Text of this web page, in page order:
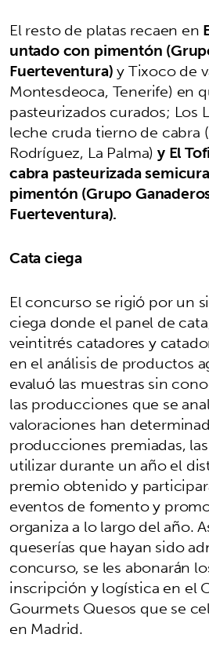
El resto de platas recaen en
untado con pimentón
Fuerteventura)y Tixoco de
Montesdeoca, Tenerife) en
pasteurizados curados; Los
leche cruda tierno de cabra
Rodríguez, La Palma)y El
cabra pasteurizada
pimentón (Grupo
Fuerteventura).
Cata ciega
El concurso se rigió por un
ciega donde el panel de
veintitrés catadores y
en el análisis de productos
evaluó las muestras sin
las producciones que se
valoraciones han
producciones premiadas,
utilizar durante un año el
premio obtenido y
eventos de fomento y
organiza a lo largo del año.
queserías que hayan sido
concurso, se les abonarán
inscripción y logística en el
Gourmets Quesos que se
en Madrid.